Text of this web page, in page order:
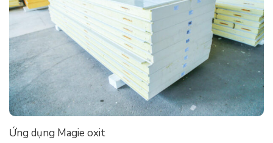
Ứng dụng Magie oxit